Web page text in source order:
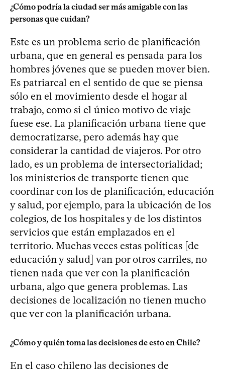
¿Cómo podría la ciudad ser más amigable con las
personas que cuidan?
Este es un problema serio de planificación
urbana, que en general es pensada para los
hombres jóvenes que se pueden mover bien.
Es patriarcal en el sentido de que se piensa
sólo en el movimiento desde el hogar al
trabajo, como si el único motivo de viaje
fuese ese. La planificación urbana tiene que
democratizarse, pero además hay que
considerar la cantidad de viajeros. Por otro
lado, es un problema de intersectorialidad;
los ministerios de transporte tienen que
coordinar con los de planificación, educación
y salud, por ejemplo, para la ubicación de los
colegios, de los hospitales y de los distintos
servicios que están emplazados en el
territorio. Muchas veces estas políticas [de
educación y salud] van por otros carriles, no
tienen nada que ver con la planificación
urbana, algo que genera problemas. Las
decisiones de localización no tienen mucho
que ver con la planificación urbana.
¿Cómo y quién toma las decisiones de esto en Chile?
En el caso chileno las decisiones de